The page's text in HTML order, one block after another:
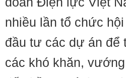
nhiều lần tổ chức
đầu tư các dự án để
các khó khăn,